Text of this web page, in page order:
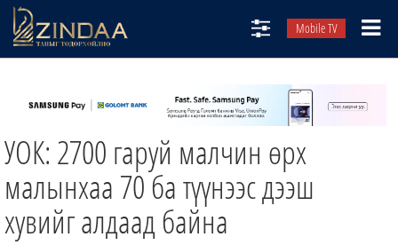
Mobile TV
ТВ8
ӨГЛӨӨНИЙ СОНИН
ЗИНДАА СЭТГҮҮЛ
УОК: 2700 гаруй малчин өрх
малынхаа 70 ба түүнээс дээш
хувийг алдаад байна